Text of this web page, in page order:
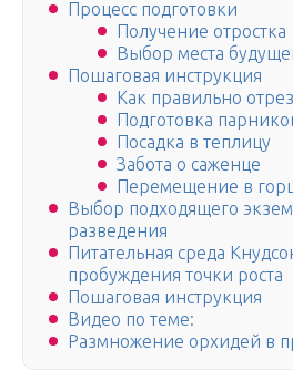
Процесс подготовки
Получение отростка
Выбор места
Пошаговая инструкция
Как правильно
Подготовка
Посадка в теплицу
Забота о саженце
Перемещение в
Выбор подходящего
разведения
Питательная среда
пробуждения точки роста
Пошаговая инструкция
Видео по теме:
Размножение орхидей в